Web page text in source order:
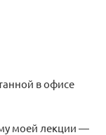
в офисе
моей лекции —